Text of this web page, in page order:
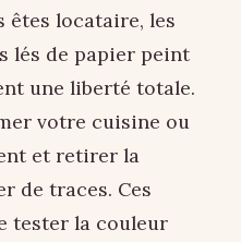
êtes locataire, les
lés de papier peint
une liberté totale.
votre cuisine ou
et retirer la
de traces. Ces
tester la couleur